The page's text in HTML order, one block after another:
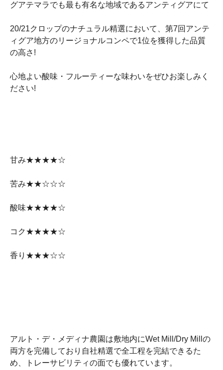
グアテマラでも最も有名な地域であるアンティグアにて
20/21クロップのナチュラル精選において、第7回アンテ
ィグア地方のリージョナルコンペで1位を獲得した品質
の高さ!
心地よい酸味・フルーティーな味わいをぜひお楽しみく
ださい!
甘み★★★★☆
苦み★★☆☆☆
酸味★★★★☆
コク★★★★☆
香り★★★☆☆
アルト・デ・メディナ農園は敷地内にWet Mill/Dry Millの
両方を完備しており自社精選で全工程を完結できるた
め、トレーサビリティの面でも優れています。